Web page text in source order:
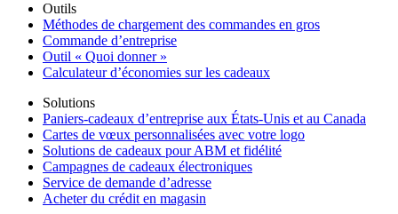
Outils
Méthodes de chargement des commandes en gros
Commande d’entreprise
Outil « Quoi donner »
Calculateur d’économies sur les cadeaux
Solutions
Paniers-cadeaux d’entreprise aux États-Unis et au Canada
Cartes de vœux personnalisées avec votre logo
Solutions de cadeaux pour ABM et fidélité
Campagnes de cadeaux électroniques
Service de demande d’adresse
Acheter du crédit en magasin